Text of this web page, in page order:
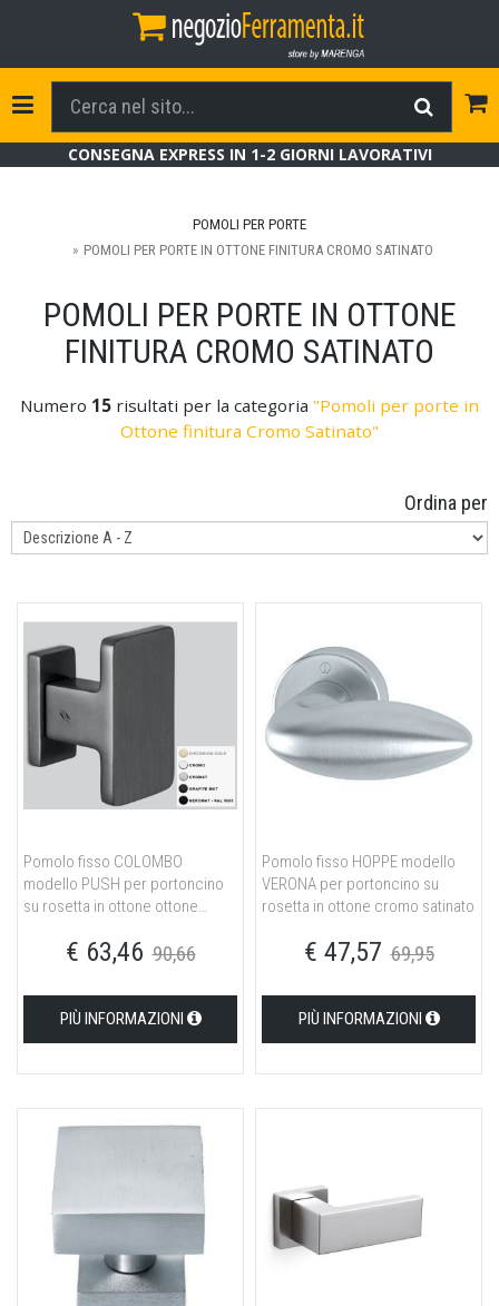
Toggle Navigation
CONSEGNA EXPRESS IN 1-2 GIORNI LAVORATIVI
POMOLI PER PORTE
POMOLI PER PORTE IN OTTONE FINITURA CROMO SATINATO
POMOLI PER PORTE IN OTTONE
FINITURA CROMO SATINATO
Numero 15 risultati per la categoria "Pomoli per porte in
Ottone finitura Cromo Satinato"
Ordina per
Pomolo fisso COLOMBO
modello PUSH per portoncino
su rosetta in ottone ottone
€ 63,46 90,66
PIÙ INFORMAZIONI
Pomolo fisso HOPPE modello
VERONA per portoncino su
rosetta in ottone cromo satinato
€ 47,57 69,95
PIÙ INFORMAZIONI